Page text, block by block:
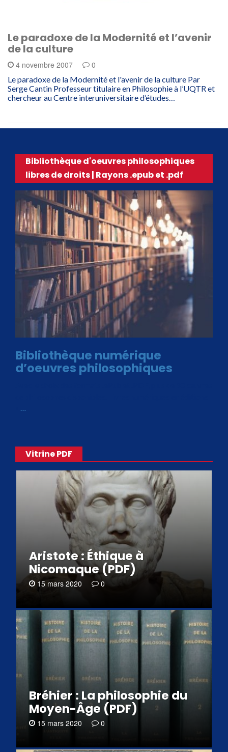
Le paradoxe de la Modernité et l’avenir
de la culture
4 novembre 2007 0
Le paradoxe de la Modernité et l'avenir de la culture Par
Serge Cantin Professeur titulaire en Philosophie à l’UQTR et
chercheur au Centre interuniversitaire d’études…
Bibliothèque d'oeuvres philosophiques
libres de droits | Rayons .epub et .pdf
Bibliothèque numérique
d’oeuvres philosophiques
Vitrine PDF
Aristote : Éthique à
Nicomaque (PDF)
15 mars 2020 0
Bréhier : La philosophie du
Moyen-Âge (PDF)
15 mars 2020 0